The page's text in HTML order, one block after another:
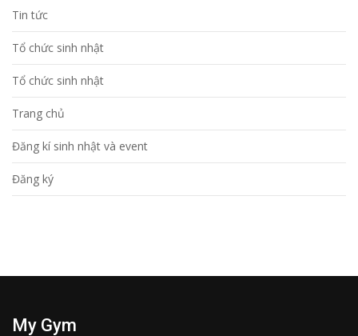
Tin tức
Tổ chức sinh nhật
Tổ chức sinh nhật
Trang chủ
Đăng kí sinh nhật và event
Đăng ký
My Gym